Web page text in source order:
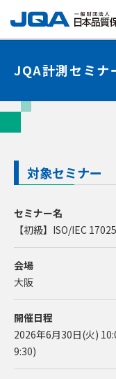
JQA計測セミナ
対象セミナー
セミナー名
【初級】ISO/IEC
会場
大阪
開催日程
2026年6月30日(火)
9:30)